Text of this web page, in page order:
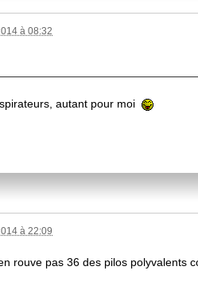
à 08:32
autant pour moi
à 22:09
rouve pas 36 des pilos polyvalents